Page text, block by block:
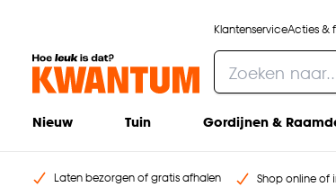
KlantenserviceActies &
Nieuw Tuin Gordijnen &
Laten bezorgen of gratis afhalen Shop online of